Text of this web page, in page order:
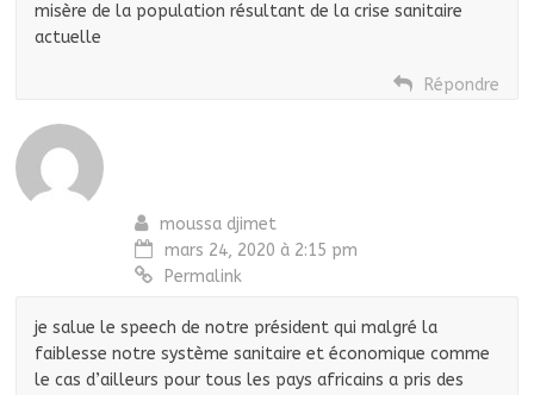
misère de la population résultant de la crise sanitaire
actuelle
Répondre
moussa djimet
mars 24, 2020 à 2:15 pm
Permalink
je salue le speech de notre président qui malgré la
faiblesse notre système sanitaire et économique comme
le cas d’ailleurs pour tous les pays africains a pris des